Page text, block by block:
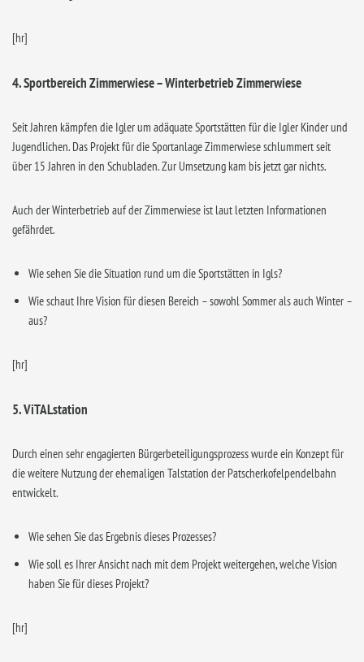
[hr]
4. Sportbereich Zimmerwiese – Winterbetrieb Zimmerwiese
Seit Jahren kämpfen die Igler um adäquate Sportstätten für die Igler Kinder und
Jugendlichen. Das Projekt für die Sportanlage Zimmerwiese schlummert seit
über 15 Jahren in den Schubladen. Zur Umsetzung kam bis jetzt gar nichts.
Auch der Winterbetrieb auf der Zimmerwiese ist laut letzten Informationen
gefährdet.
Wie sehen Sie die Situation rund um die Sportstätten in Igls?
Wie schaut Ihre Vision für diesen Bereich – sowohl Sommer als auch Winter –
aus?
[hr]
5. ViTALstation
Durch einen sehr engagierten Bürgerbeteiligungsprozess wurde ein Konzept für
die weitere Nutzung der ehemaligen Talstation der Patscherkofelpendelbahn
entwickelt.
Wie sehen Sie das Ergebnis dieses Prozesses?
Wie soll es Ihrer Ansicht nach mit dem Projekt weitergehen, welche Vision
haben Sie für dieses Projekt?
[hr]